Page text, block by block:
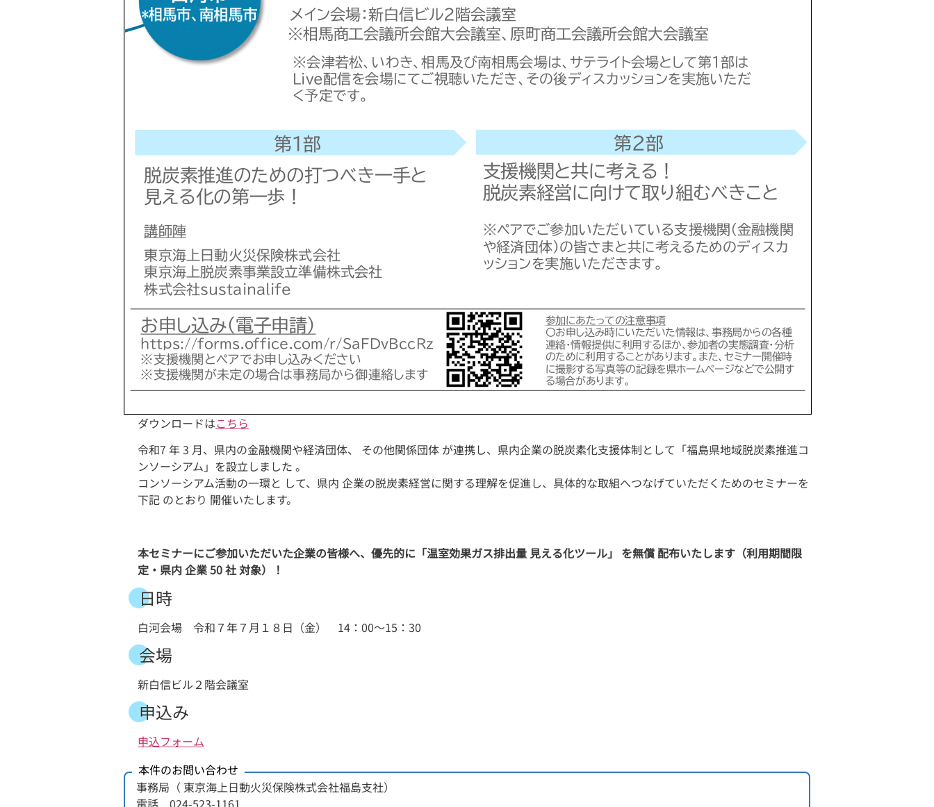
ダウンロードはこちら
令和7 年 3 月、県内の金融機関や経済団体、 その他関係団体 が連携し、県内企業の脱炭素化支援体制として「福島県地域脱炭素推進コ
ンソーシアム」を設立しました 。
コンソーシアム活動の一環と して、県内 企業の脱炭素経営に関する理解を促進し、具体的な取組へつなげていただくためのセミナーを
下記 のとおり 開催いたします。
本セミナーにご参加いただいた企業の皆様へ、優先的に「温室効果ガス排出量 見える化ツール」 を無償 配布いたします（利用期間限
定・県内 企業 50 社 対象）！
日時
白河会場 令和７年７月１８日（金） 14：00～15：30
会場
新白信ビル２階会議室
申込み
申込フォーム
事務局（ 東京海上日動火災保険株式会社福島支社）